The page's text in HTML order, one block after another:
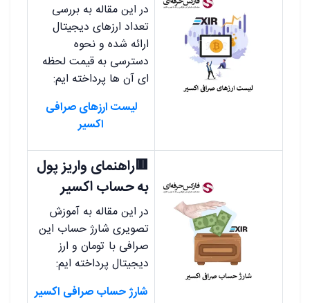
در این مقاله به بررسی
تعداد ارزهای دیجیتال
ارائه شده و نحوه
دسترسی به قیمت لحظه
ای آن ها پرداخته ایم:
لیست ارزهای صرافی
اکسیر
🟥راهنمای واریز پول
به حساب اکسیر
در این مقاله به آموزش
تصویری شارژ حساب این
صرافی با تومان و ارز
دیجیتال پرداخته ایم:
شارژ حساب صرافی اکسیر